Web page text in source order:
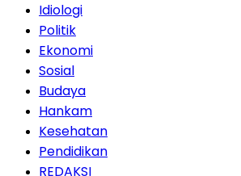
Idiologi
Politik
Ekonomi
Sosial
Budaya
Hankam
Kesehatan
Pendidikan
REDAKSI